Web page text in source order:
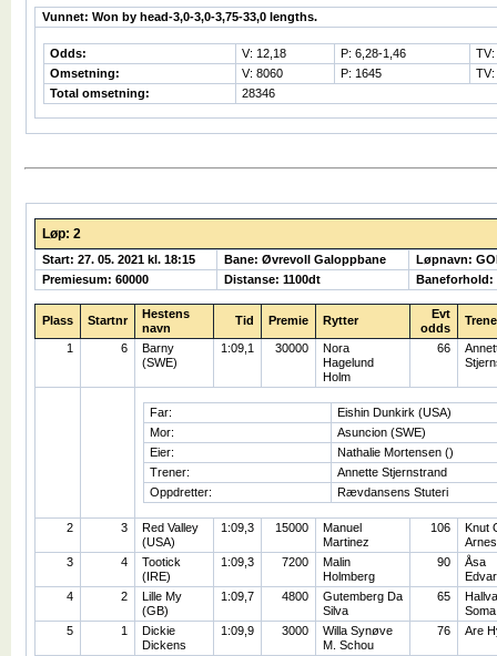
Vunnet: Won by head-3,0-3,0-3,75-33,0 lengths.
Odds: V: 12,18 P: 6,28-1,46
TV:
Omsetning:
V: 8060 P: 1645
TV:
Total omsetning:
28346
Løp: 2
Start: 27. 05. 2021 kl. 18:15 Bane: Øvrevoll Galoppbane
Løpnavn:
Premiesum: 60000
Distanse: 1100dt Baneforhold:
Plass Startnr
Hestens
navn
Tid Premie Rytter
Evt
odds
1 6
Barny
(SWE)
1:09,1 30000
Nora
Hagelund
Holm
66
Far:
Eishin Dunkirk (USA)
Mor:
Asuncion (SWE)
Eier:
Nathalie Mortensen ()
Trener:
Annette Stjernstrand
Oppdretter:
Rævdansens Stuteri
2 3
Red Valley
(USA)
1:09,3 15000
Manuel
Martinez
106
Knut
3
4
Tootick
(IRE)
1:09,3 7200
Malin
Holmberg
90
Åsa
4
2
Lille My
(GB)
1:09,7 4800
Gutemberg Da
Silva
65
Soma
5
1
Dickie
Dickens
1:09,9 3000
Willa Synøve
M. Schou
76 Are